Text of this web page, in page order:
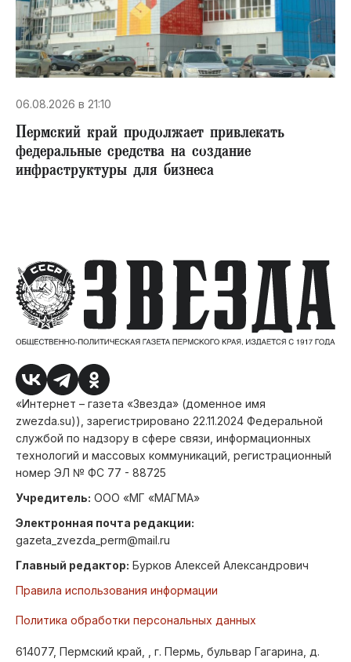
06.08.2026 в 21:10
Пермский край продолжает привлекать
федеральные средства на создание
инфраструктуры для бизнеса
«Интернет – газета «Звезда» (доменное имя
zwezda.su)), зарегистрировано 22.11.2024 Федеральной
службой по надзору в сфере связи, информационных
технологий и массовых коммуникаций, регистрационный
номер ЭЛ № ФС 77 - 88725
Учредитель: ООО «МГ «МАГМА»
Электронная почта редакции:
gazeta_zvezda_perm@mail.ru
Главный редактор: Бурков Алексей Александрович
Правила использования информации
Политика обработки персональных данных
614077, Пермский край, , г. Пермь, бульвар Гагарина, д.